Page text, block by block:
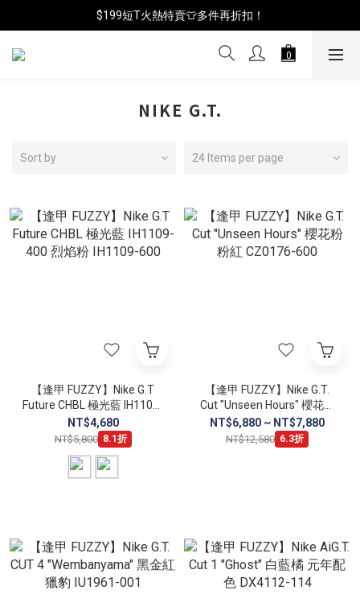
📦年中破盤出清(買鞋送襪)
$199短T火熱特賣👕多件再折扣！
📦年中破盤出清(買鞋送襪)
NIKE G.T.
Sort by 24 Items per page
【逢甲 FUZZY】Nike G.T
Future CHBL 極光藍 IH1109-
400 烈焰粉 IH1109-600
NT$4,680
NT$5,800 8.1折
【逢甲 FUZZY】Nike G.T.
Cut "Unseen Hours" 櫻花粉
粉紅 CZ0176-600
NT$6,880 ~ NT$7,880
NT$12,580 6.3折